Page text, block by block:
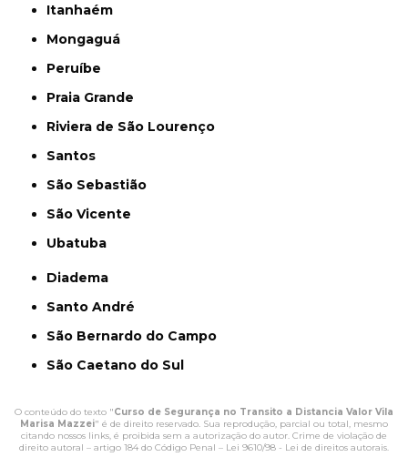
Itanhaém
Mongaguá
Peruíbe
Praia Grande
Riviera de São Lourenço
Santos
São Sebastião
São Vicente
Ubatuba
Diadema
Santo André
São Bernardo do Campo
São Caetano do Sul
O conteúdo do texto "Curso de Segurança no Transito a Distancia Valor Vila
Marisa Mazzei" é de direito reservado. Sua reprodução, parcial ou total, mesmo
citando nossos links, é proibida sem a autorização do autor. Crime de violação de
direito autoral – artigo 184 do Código Penal – Lei 9610/98 - Lei de direitos autorais.